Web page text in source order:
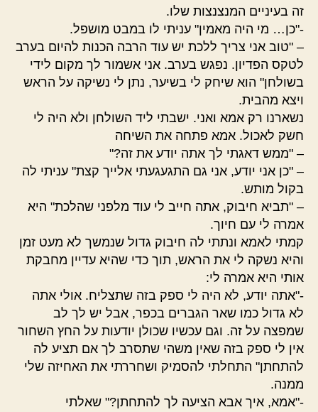
זה בעיניים המנצנצות שלו.
-"כן… מי היה מאמין" עניתי לו במבט מושפל.
– "טוב אני צריך ללכת יש עוד הרבה הכנות להיום בערב
לטקס הפדיון. נפגש בערב. אני אשמור לך מקום לידי
בשולחן" הוא שיחק לי בשיער, נתן לי נשיקה על הראש
ויצא מהבית.
נשארנו רק אמא ואני. ישבתי ליד השולחן ולא היה לי
חשק לאכול. אמא פתחה את השיחה
– "ממש דאגתי לך אתה יודע את זה?"
– "כן אני יודע, אני גם התגעגעתי אלייך קצת" עניתי לה
בקול מותש.
– "תביא חיבוק, אתה חייב לי עוד מלפני שהלכת" היא
אמרה לי עם חיוך.
קמתי לאמא ונתתי לה חיבוק גדול שנמשך לא מעט זמן
והיא נשקה לי את הראש, תוך כדי שהיא עדיין מחבקת
אותי היא אמרה לי:
-"אתה יודע, לא היה לי ספק בזה שתצליח. אולי אתה
לא גדול כמו שאר הגברים בכפר, אבל יש לך לב
שמפצה על זה. וגם עכשיו שכולן יודעות על החץ השחור
אין לי ספק בזה שאין משהי שתסרב לך אם תציע לה
להתחתן" התחלתי להסמיק ושחררתי את האחיזה שלי
ממנה.
-"אמא, איך אבא הציעה לך להתחתן?" שאלתי